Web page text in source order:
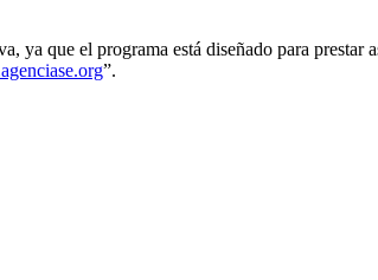
que el programa está diseñado para prestar
”.